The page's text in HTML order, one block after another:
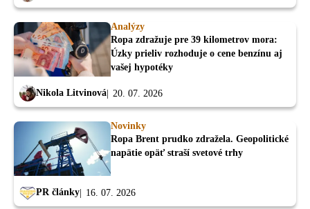
Analýzy
Ropa zdražuje pre 39 kilometrov mora:
Úzky prieliv rozhoduje o cene benzínu aj
vašej hypotéky
Nikola Litvinová 20. 07. 2026
Novinky
Ropa Brent prudko zdražela. Geopolitické
napätie opäť straší svetové trhy
PR články 16. 07. 2026